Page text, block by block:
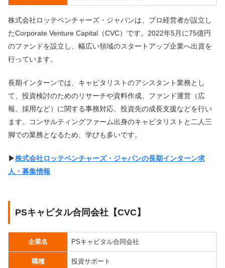
株式会社ロッテベンチャーズ・ジャパンは、プロ経営者が設立し
たCorporate Venture Capital（CVC）です。2022年5月に75億円
のファンドを設立し、幅広い領域のスタートアップ企業へ出資を
行っています。
長期インターンでは、キャピタリストのアシスタント業務とし
て、投資検討のためのリサーチや資料作成、ファンド運営（広
報、採用など）に関する事務対応、投資先の成長支援などを行い
ます。コンサルティングファーム出身のキャピタリストと二人三
脚での業務となるため、学びも多いです。
▶︎株式会社ロッテベンチャーズ・ジャパンの長期インターン求
人・募集情報
PSキャピタル合同会社【CVC】
企業名 PSキャピタル合同会社
職種 投資サポート